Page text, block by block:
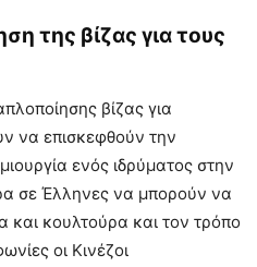
της βίζας για τους
βίζας για
να επισκεφθούν την
ενός ιδρύματος στην
σε Έλληνες να μπορούν να
και κουλτούρα και τον τρόπο
οι Κινέζοι